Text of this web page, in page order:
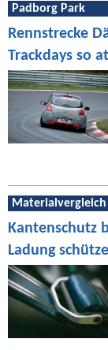
Padborg Park
Rennstrecke
Trackdays so
Kantenschutz
Ladung